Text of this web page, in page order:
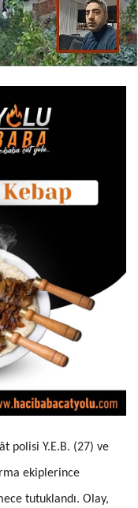
polisi Y.E.B. (27) ve
ekiplerince
tutuklandı. Olay,